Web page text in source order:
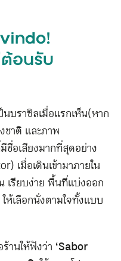
อนรับ
บราซิลเมื่อแรกเห็น(หาก
ชาติ และภาพ
อเสียงมากที่สุดอย่าง
เมื่อเดินเข้ามาภายใน
เรียบง่าย พื้นที่แบ่งออก
ห้เลือกนั่งตามใจทั้งแบบ
านให้ฟังว่า ‘Sabor